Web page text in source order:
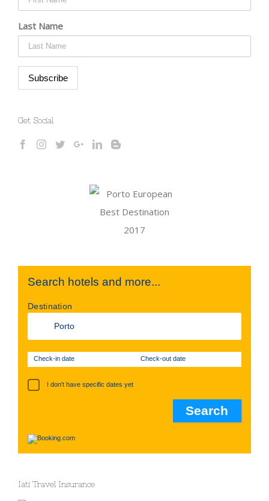
Last Name
Get Social
Search hotels and more...
Destination
Check-in date Check-out date
I don't have specific dates yet
Iati Travel Insurance